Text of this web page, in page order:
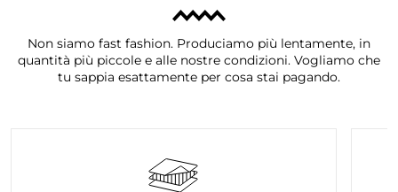
Non siamo fast fashion. Produciamo più lentamente, in
quantità più piccole e alle nostre condizioni. Vogliamo che
tu sappia esattamente per cosa stai pagando.